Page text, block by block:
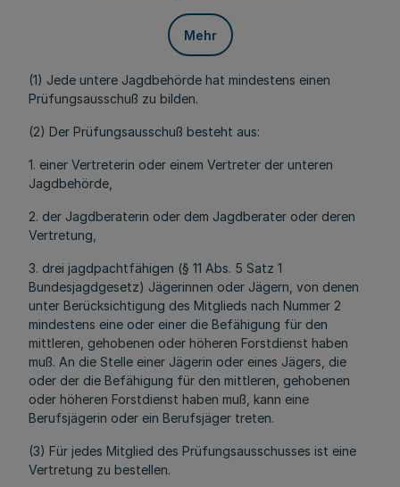
Mehr
(1) Jede untere Jagdbehörde hat mindestens einen
Prüfungsausschuß zu bilden.
(2) Der Prüfungsausschuß besteht aus:
1. einer Vertreterin oder einem Vertreter der unteren
Jagdbehörde,
2. der Jagdberaterin oder dem Jagdberater oder deren
Vertretung,
3. drei jagdpachtfähigen (§ 11 Abs. 5 Satz 1
Bundesjagdgesetz) Jägerinnen oder Jägern, von denen
unter Berücksichtigung des Mitglieds nach Nummer 2
mindestens eine oder einer die Befähigung für den
mittleren, gehobenen oder höheren Forstdienst haben
muß. An die Stelle einer Jägerin oder eines Jägers, die
oder der die Befähigung für den mittleren, gehobenen
oder höheren Forstdienst haben muß, kann eine
Berufsjägerin oder ein Berufsjäger treten.
(3) Für jedes Mitglied des Prüfungsausschusses ist eine
Vertretung zu bestellen.